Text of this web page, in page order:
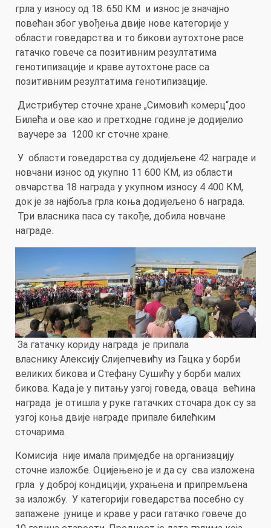
грла у износу од 18. 650 КМ и износ је значајно
повећан због увођења двије нове категорије у
области говедарства и то бикови аутохтоне расе
гатачко говече са позитивним резултатима
генотипизације и краве аутохтоне расе са
позитивним резултатима генотипизације.
Дистрибутер сточне хране „Симовић комерц“доо
Билећа и ове као и претходне године је додијелио
ваучере за 1200 кг сточне хране.
У области говедарства су додијељене 42 награде и
новчани износ од укупно 11 600 КМ, из области
овчарства 18 награда у укупном износу 4 400 КМ,
док је за најбоља грла коња додијељено 6 награда.
Три власника паса су такође, добила новчане
награде.
За гатачку кориду награда је припала
власнику Алексију Слијепчевићу из Гацка у борби
великих бикова и Стефану Сушићу у борби малих
бикова. Када је у питању узгој говеда, оваца већина
награда је отишла у руке гатачких сточара док су за
узгој коња двије награде припале билећким
сточарима.
Комисија није имала примједбе на организацију
сточне изложбе. Оцијењено је и да су сва изложена
грла у доброј кондицији, ухрањена и припремљена
за изложбу. У категорији говедарства посебно су
запажене јунице и краве у раси гатачко говече до